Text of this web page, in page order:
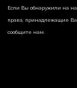
Если Вы обнаружили на
права, принадлежащие
сообщите нам.